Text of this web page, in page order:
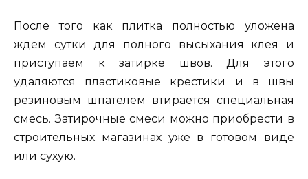
После того как плитка полностью уложена
ждем сутки для полного высыхания клея и
приступаем к затирке швов. Для этого
удаляются пластиковые крестики и в швы
резиновым шпателем втирается специальная
смесь. Затирочные смеси можно приобрести в
строительных магазинах уже в готовом виде
или сухую.